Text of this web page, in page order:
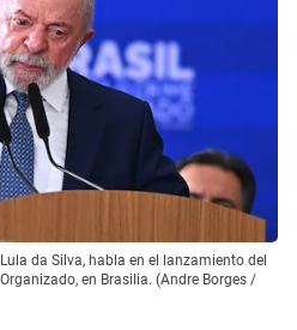
da Silva, habla en el lanzamiento del
en Brasilia. (Andre Borges /